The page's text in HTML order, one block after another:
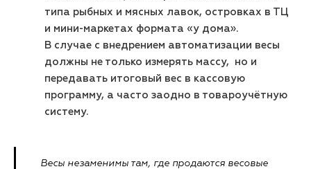
типа рыбных и мясных лавок, островках в ТЦ
и мини-маркетах формата «у дома».
В случае с внедрением автоматизации весы
должны не только измерять массу, но и
передавать итоговый вес в кассовую
программу, а часто заодно в товароучётную
систему.
Весы незаменимы там, где продаются весовые